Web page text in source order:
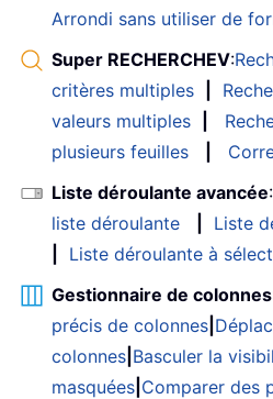
Arrondi sans utiliser de
Super RECHERCHEV:
critères multiples
valeurs multiples
plusieurs feuilles
Liste déroulante avancée:
liste déroulante
Liste
Liste déroulante à
Gestionnaire de colonnes
précis de colonnes
colonnes Basculer la
masquées Comparer des